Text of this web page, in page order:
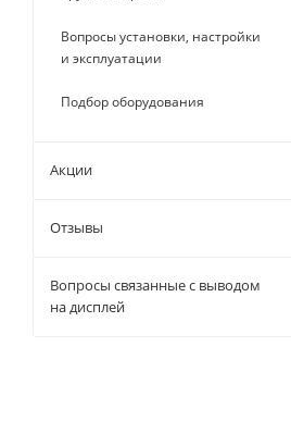
Вопросы установки, настройки
и эксплуатации
Подбор оборудования
Акции
Отзывы
Вопросы связанные с выводом
на дисплей